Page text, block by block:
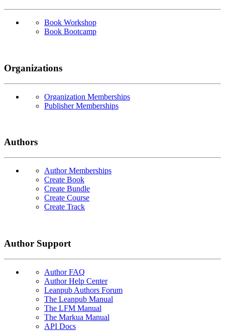
Book Workshop
Book Bootcamp
Organizations
Organization Memberships
Publisher Memberships
Authors
Author Memberships
Create Book
Create Bundle
Create Course
Create Track
Author Support
Author FAQ
Author Help Center
Leanpub Authors Forum
The Leanpub Manual
The LFM Manual
The Markua Manual
API Docs